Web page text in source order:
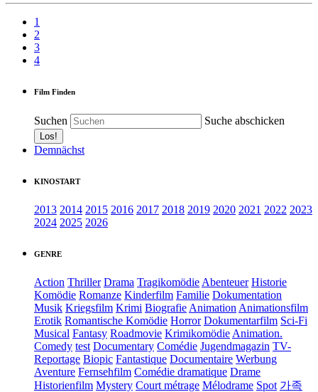
1
2
3
4
Film Finden
Suchen Suche abschicken
Demnächst
KINOSTART
2013 2014 2015 2016 2017 2018 2019 2020 2021 2022 2023
2024 2025 2026
GENRE
Action Thriller Drama Tragikomödie Abenteuer Historie
Komödie Romanze Kinderfilm Familie Dokumentation
Musik Kriegsfilm Krimi Biografie Animation Animationsfilm
Erotik Romantische Komödie Horror Dokumentarfilm Sci-Fi
Musical Fantasy Roadmovie Krimikomödie Animation.
Comedy test Documentary Comédie Jugendmagazin TV-
Reportage Biopic Fantastique Documentaire Werbung
Aventure Fernsehfilm Comédie dramatique Drame
Historienfilm Mystery Court métrage Mélodrame Spot 가족